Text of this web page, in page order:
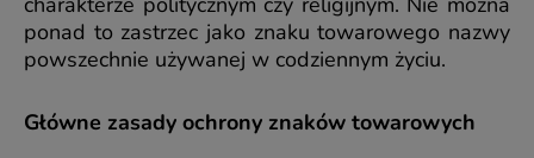
ponad to zastrzec jako znaku towarowego nazwy
powszechnie używanej w codziennym życiu.
Główne zasady ochrony znaków towarowych